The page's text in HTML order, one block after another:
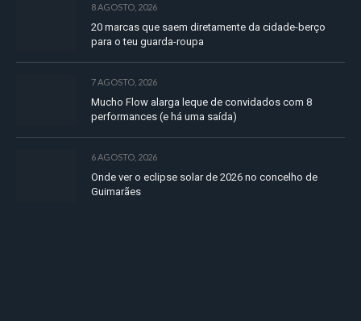
8 AGOSTO, 2026
20 marcas que saem diretamente da cidade-berço
para o teu guarda-roupa
7 AGOSTO, 2026
Mucho Flow alarga leque de convidados com 8
performances (e há uma saída)
6 AGOSTO, 2026
Onde ver o eclipse solar de 2026 no concelho de
Guimarães